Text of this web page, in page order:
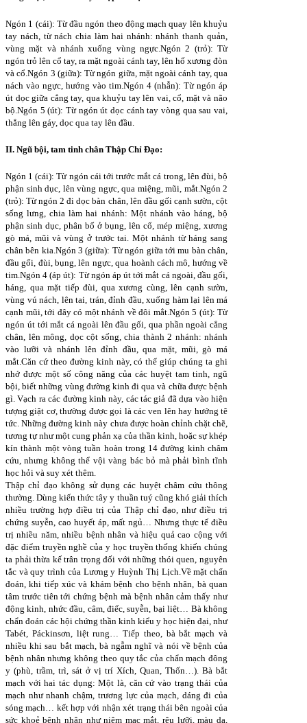
Ngón 1 (cái): Từ đầu ngón theo động mạch quay lên khuỷu
tay nách, từ nách chia làm hai nhánh: nhánh thanh quản,
vùng mặt và nhánh xuống vùng ngực.Ngón 2 (trỏ): Từ
ngón trỏ lên cổ tay, ra mặt ngoài cánh tay, lên hố xương đòn
và cổ.Ngón 3 (giữa): Từ ngón giữa, mặt ngoài cánh tay, qua
nách vào ngực, hướng vào tim.Ngón 4 (nhẫn): Từ ngón áp
út dọc giữa cẳng tay, qua khuỷu tay lên vai, cổ, mặt và não
bộ.Ngón 5 (út): Từ ngón út dọc cánh tay vòng qua sau vai,
thẳng lên gáy, dọc qua tay lên đầu.
II. Ngũ bội, tam tinh chân Thập Chỉ Đạo:
Ngón 1 (cái): Từ ngón cái tới trước mắt cá trong, lên đùi, bộ
phận sinh dục, lên vùng ngực, qua miệng, mũi, mắt.Ngón 2
(trỏ): Từ ngón 2 đi dọc bàn chân, lên đầu gối cạnh sườn, cột
sống lưng, chia làm hai nhánh: Một nhánh vào háng, bộ
phận sinh dục, phân bố ở bụng, lên cổ, mép miệng, xương
gò má, mũi và vùng ở trước tai. Một nhánh từ háng sang
chân bên kia.Ngón 3 (giữa): Từ ngón giữa tới mu bàn chân,
đầu gối, đùi, bụng, lên ngực, qua hoành cách mô, hướng về
tim.Ngón 4 (áp út): Từ ngón áp út tới mắt cá ngoài, đầu gối,
háng, qua mặt tiếp đùi, qua xương cùng, lên cạnh sườn,
vùng vú nách, lên tai, trán, đỉnh đầu, xuống hàm lại lên má
cạnh mũi, tới đây có một nhánh về đôi mắt.Ngón 5 (út): Từ
ngón út tới mắt cá ngoài lên đầu gối, qua phần ngoài cẳng
chân, lên mông, dọc cột sống, chia thành 2 nhánh: nhánh
vào lưỡi và nhánh lên đỉnh đầu, qua mặt, mũi, gò má
mắt.Căn cứ theo đường kinh này, có thể giúp chúng ta ghi
nhớ được một số công năng của các huyệt tam tinh, ngũ
bội, biết những vùng đường kinh đi qua và chữa được bệnh
gì. Vạch ra các đường kinh này, các tác giả đã dựa vào hiện
tượng giật cơ, thường được gọi là các ven lên hay hướng tê
tức. Những đường kinh này chưa được hoàn chỉnh chặt chẽ,
tương tự như một cung phản xạ của thần kinh, hoặc sự khép
kín thành một vòng tuần hoàn trong 14 đường kinh châm
cứu, nhưng không thể vội vàng bác bỏ mà phải bình tĩnh
học hỏi và suy xét thêm.
Thập chỉ đạo không sử dụng các huyệt châm cứu thông
thường. Dùng kiến thức tây y thuần tuý cũng khó giải thích
nhiều trường hợp điều trị của Thập chỉ đạo, như điều trị
chứng suyễn, cao huyết áp, mất ngủ… Nhưng thực tế điều
trị nhiều năm, nhiều bệnh nhân và hiệu quả cao cộng với
đặc điểm truyền nghề của y học truyền thống khiến chúng
ta phải thừa kế trân trọng đối với những thói quen, nguyên
tắc và quy trình của Lương y Huỳnh Thị Lịch.Về mặt chẩn
đoán, khi tiếp xúc và khám bệnh cho bệnh nhân, bà quan
tâm trước tiên tới chứng bệnh mà bệnh nhân cảm thấy như
động kinh, nhức đầu, câm, điếc, suyễn, bại liệt… Bà không
chẩn đoán các hội chứng thần kinh kiểu y học hiện đại, như
Tabét, Páckinsơn, liệt rung… Tiếp theo, bà bắt mạch và
nhiều khi sau bắt mạch, bà ngẫm nghĩ và nói về bệnh của
bệnh nhân nhưng không theo quy tắc của chẩn mạch đông
y (phù, trầm, trì, sát ở vị trí Xích, Quan, Thốn…). Bà bắt
mạch với hai tác dụng: Một là, căn cứ vào trạng thái của
mạch như nhanh chậm, trương lực của mạch, dáng đi của
sóng mạch… kết hợp với nhận xét trạng thái bên ngoài của
sức khoẻ bệnh nhân như niêm mạc mắt, rêu lưỡi, màu da,